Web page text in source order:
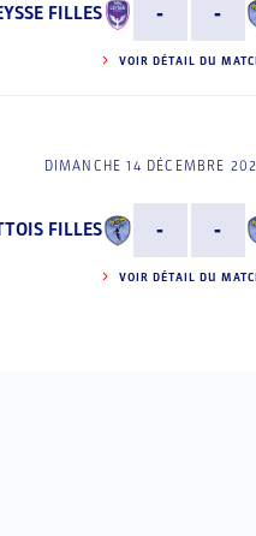
FILLES - -
VOIR DÉTAIL DU
DIMANCHE 14 DÉCEMBRE
FILLES - -
VOIR DÉTAIL DU